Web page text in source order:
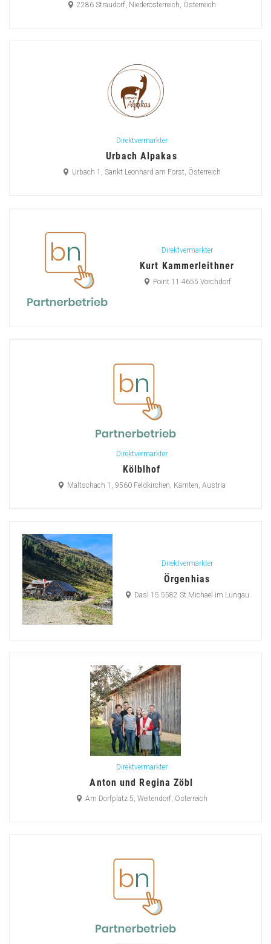
2286 Straudorf, Niederösterreich, Österreich
Direktvermarkter
Urbach Alpakas
Urbach 1, Sankt Leonhard am Forst, Österreich
Direktvermarkter
Kurt Kammerleithner
Point 11 4655 Vorchdorf
Direktvermarkter
Kölblhof
Maltschach 1, 9560 Feldkirchen, Kärnten, Austria
Direktvermarkter
Örgenhias
Dasl 15 5582 St.Michael im Lungau
Direktvermarkter
Anton und Regina Zöbl
Am Dorfplatz 5, Weitendorf, Österreich